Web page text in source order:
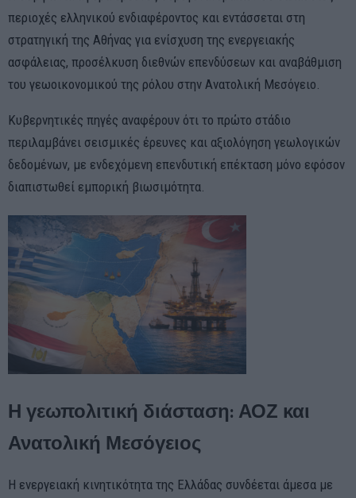
περιοχές ελληνικού ενδιαφέροντος και εντάσσεται στη
στρατηγική της Αθήνας για ενίσχυση της ενεργειακής
ασφάλειας, προσέλκυση διεθνών επενδύσεων και αναβάθμιση
του γεωοικονομικού της ρόλου στην Ανατολική Μεσόγειο.
Κυβερνητικές πηγές αναφέρουν ότι το πρώτο στάδιο
περιλαμβάνει σεισμικές έρευνες και αξιολόγηση γεωλογικών
δεδομένων, με ενδεχόμενη επενδυτική επέκταση μόνο εφόσον
διαπιστωθεί εμπορική βιωσιμότητα.
Η γεωπολιτική διάσταση: ΑΟΖ και
Ανατολική Μεσόγειος
Η ενεργειακή κινητικότητα της Ελλάδας συνδέεται άμεσα με